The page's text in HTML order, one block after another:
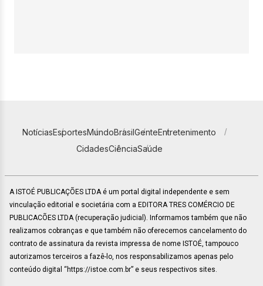
NotíciasEsportesMundoBrasilGenteEntretenimento
CidadesCiênciaSaúde
A ISTOÉ PUBLICAÇÕES LTDA é um portal digital independente e sem
vinculação editorial e societária com a EDITORA TRES COMÉRCIO DE
PUBLICACÕES LTDA (recuperação judicial). Informamos também que não
realizamos cobranças e que também não oferecemos cancelamento do
contrato de assinatura da revista impressa de nome ISTOÉ, tampouco
autorizamos terceiros a fazê-lo, nos responsabilizamos apenas pelo
conteúdo digital “https://istoe.com.br” e seus respectivos sites.